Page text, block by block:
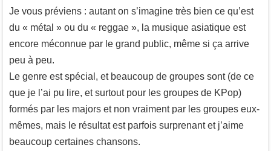
Je vous préviens : autant on s’imagine très bien ce qu’est
du « métal » ou du « reggae », la musique asiatique est
encore méconnue par le grand public, même si ça arrive
peu à peu.
Le genre est spécial, et beaucoup de groupes sont (de ce
que je l’ai pu lire, et surtout pour les groupes de KPop)
formés par les majors et non vraiment par les groupes eux-
mêmes, mais le résultat est parfois surprenant et j’aime
beaucoup certaines chansons.